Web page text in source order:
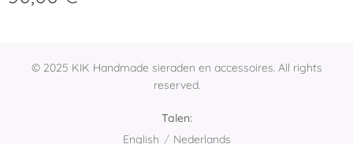
© 2025 KIK Handmade sieraden en accessoires. All rights
reserved.
Talen
English
Nederlands